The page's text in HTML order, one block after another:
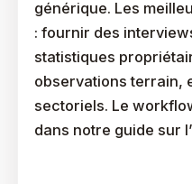
générique. Les
: fournir des
statistiques
observations terrain,
sectoriels. Le
dans notre guide sur l’